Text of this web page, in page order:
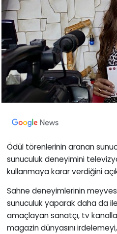
Ödül törenlerinin aranan
sunuculuk deneyimini
kullanmaya karar verdiğini
Sahne deneyimlerinin
sunuculuk yaparak daha da
amaçlayan sanatçı, tv
magazin dünyasını